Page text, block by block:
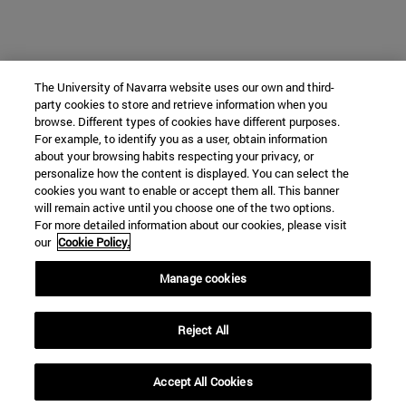
The University of Navarra website uses our own and third-
party cookies to store and retrieve information when you
browse. Different types of cookies have different purposes.
For example, to identify you as a user, obtain information
about your browsing habits respecting your privacy, or
personalize how the content is displayed. You can select the
cookies you want to enable or accept them all. This banner
will remain active until you choose one of the two options.
For more detailed information about our cookies, please visit
our Cookie Policy.
Manage cookies
Reject All
Accept All Cookies